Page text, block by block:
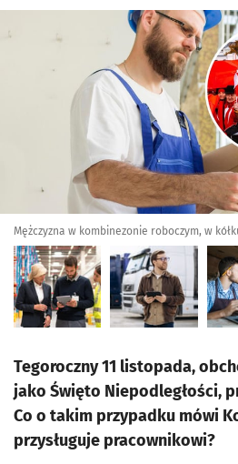
Kliknij, aby zobaczyć galerię
Kliknij, aby powiększyć
Mężczyzna w kombinezonie roboczym, w
Tegoroczny 11 listopada,
jako Święto Niepodległości,
Co o takim przypadku mówi
przysługuje pracownikowi?